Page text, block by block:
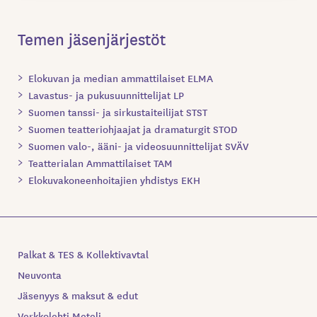
Temen jäsenjärjestöt
Elokuvan ja median ammattilaiset ELMA
Lavastus- ja pukusuunnittelijat LP
Suomen tanssi- ja sirkustaiteilijat STST
Suomen teatteriohjaajat ja dramaturgit STOD
Suomen valo-, ääni- ja videosuunnittelijat SVÄV
Teatterialan Ammattilaiset TAM
Elokuvakoneenhoitajien yhdistys EKH
Palkat & TES & Kollektivavtal
Neuvonta
Jäsenyys & maksut & edut